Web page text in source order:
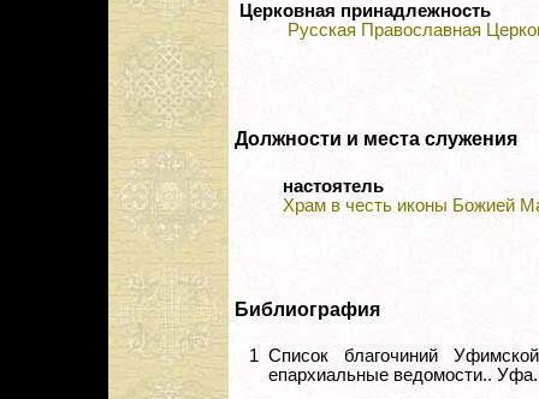
Церковная принадлежность
Русская Православная
Должности и места служения
настоятель
Храм в честь иконы Божией
Библиография
1 Список благочиний
епархиальные ведомости..